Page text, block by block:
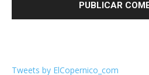
Tweets by ElCopernico_com